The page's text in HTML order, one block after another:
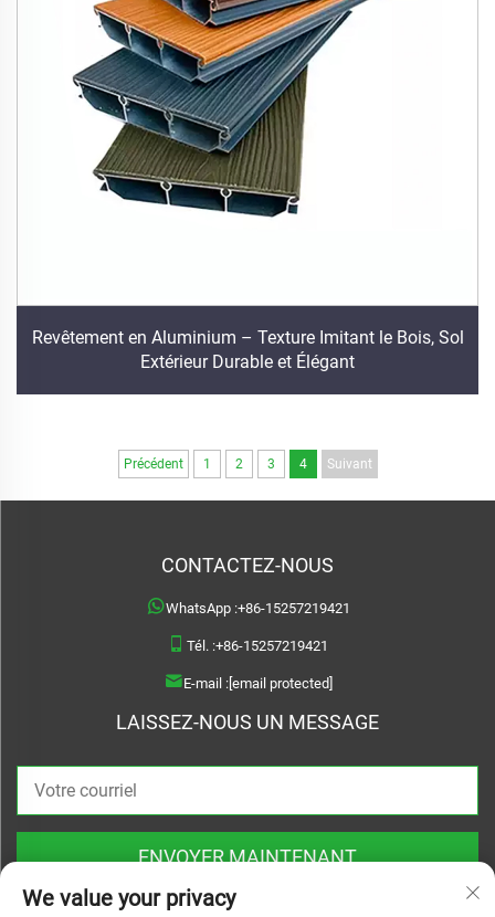
Revêtement en Aluminium – Texture Imitant le Bois, Sol
Extérieur Durable et Élégant
Précédent 1 2 3 4 Suivant
CONTACTEZ-NOUS
WhatsApp :+86-15257219421
Tél. :+86-15257219421
E-mail :[email protected]
LAISSEZ-NOUS UN MESSAGE
ENVOYER MAINTENANT
We value your privacy